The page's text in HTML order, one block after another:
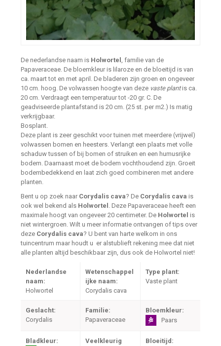
De nederlandse naam is Holwortel , familie van de
Papaveraceae. De bloemkleur is lilaroze en de bloeitijd is van
ca. maart tot en met april. De bladeren zijn groen en ongeveer
10 cm. hoog. De volwassen hoogte van deze vaste plantis ca.
20 cm. Verdraagt een temperatuur tot -20 gr. C. De
geadviseerde plantafstand is 20 cm. (25 st. per m2.) Is matig
verkrijgbaar.
Bosplant.
Deze plant is zeer geschikt voor tuinen met meerdere (vrijwel)
volwassen bomen en heesters. Verlangt een plaats met volle
schaduw tussen of bij bomen of struiken en een humusrijke
bodem. Daarnaast moet de bodem vochthoudend zijn. Groeit
bodembedekkend en laat zich goed combineren met andere
planten.
Bent u op zoek naar Corydalis cava? De Corydalis cava is
ook wel bekend als Holwortel . Deze Papaveraceae heeft een
maximale hoogt van ongeveer 20 centimeter. De Holwortel is
niet wintergroen. Wilt u meer informatie ontvangen of tips over
deze Corydalis cava? U bent van harte welkom in ons
tuincentrum maar houdt u er alstublieft rekening mee dat niet
alle planten altijd beschikbaar zijn, dus ook de Holwortel niet!
Nederlandse
naam:
Holwortel
Wetenschappel
ijke naam:
Corydalis cava
Type plant:
Vaste plant
Geslacht:
Corydalis
Familie:
Papaveraceae
Bloemkleur:
Paars
Bladkleur:
Veelkleurig
Bloeitijd: